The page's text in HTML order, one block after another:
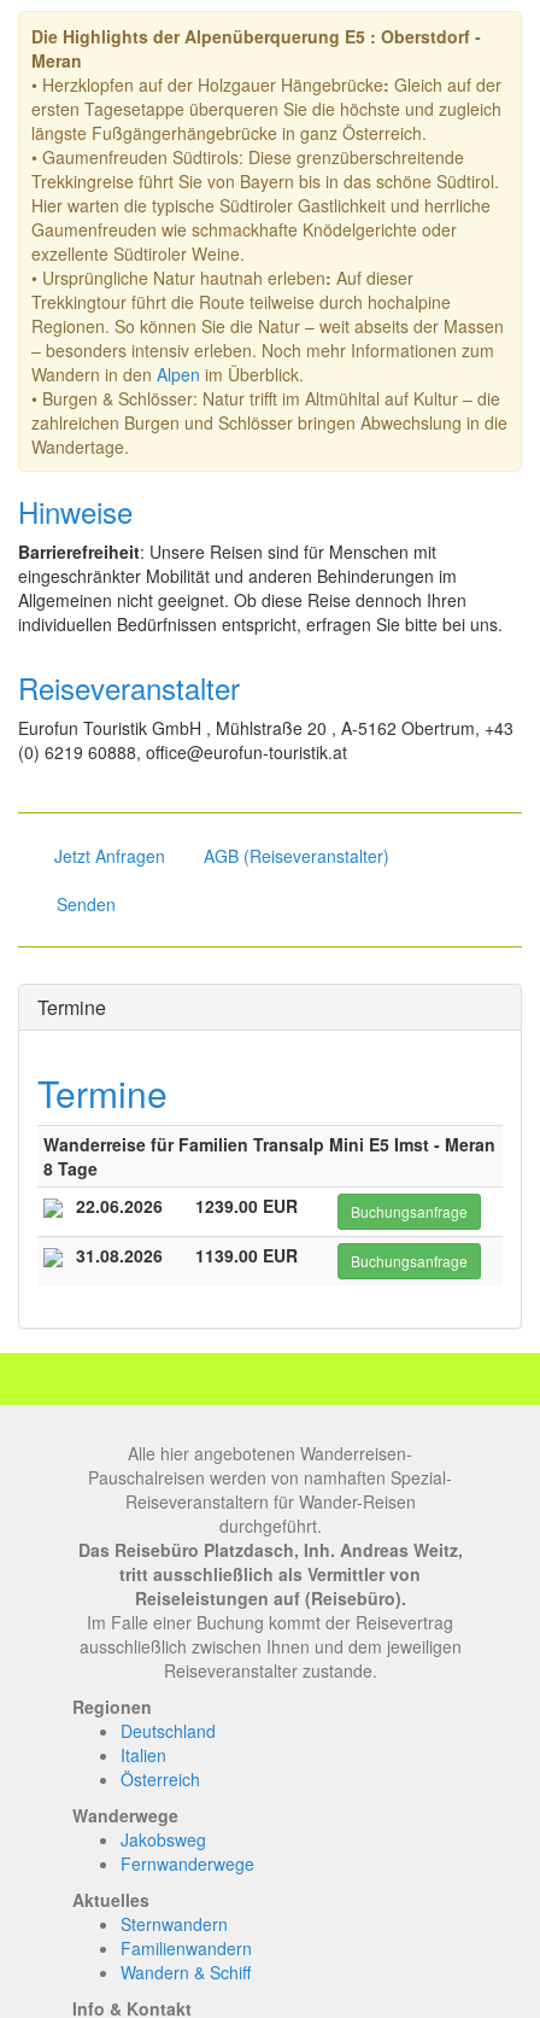
Die Highlights der Alpenüberquerung E5 : Oberstdorf -
Meran
• Herzklopfen auf der Holzgauer Hängebrücke: Gleich auf der
ersten Tagesetappe überqueren Sie die höchste und zugleich
längste Fußgängerhängebrücke in ganz Österreich.
• Gaumenfreuden Südtirols: Diese grenzüberschreitende
Trekkingreise führt Sie von Bayern bis in das schöne Südtirol.
Hier warten die typische Südtiroler Gastlichkeit und herrliche
Gaumenfreuden wie schmackhafte Knödelgerichte oder
exzellente Südtiroler Weine.
• Ursprüngliche Natur hautnah erleben: Auf dieser
Trekkingtour führt die Route teilweise durch hochalpine
Regionen. So können Sie die Natur – weit abseits der Massen
– besonders intensiv erleben. Noch mehr Informationen zum
Wandern in den Alpen im Überblick.
• Burgen & Schlösser: Natur trifft im Altmühltal auf Kultur – die
zahlreichen Burgen und Schlösser bringen Abwechslung in die
Wandertage.
Hinweise
Barrierefreiheit: Unsere Reisen sind für Menschen mit
eingeschränkter Mobilität und anderen Behinderungen im
Allgemeinen nicht geeignet. Ob diese Reise dennoch Ihren
individuellen Bedürfnissen entspricht, erfragen Sie bitte bei uns.
Reiseveranstalter
Eurofun Touristik GmbH , Mühlstraße 20 , A-5162 Obertrum, +43
(0) 6219 60888, office@eurofun-touristik.at
Jetzt Anfragen
AGB (Reiseveranstalter)
Senden
Termine
Termine
Wanderreise für Familien Transalp Mini E5 Imst - Meran
8 Tage
22.06.2026
1239.00 EUR Buchungsanfrage
31.08.2026 1139.00 EUR Buchungsanfrage
Alle hier angebotenen Wanderreisen-
Pauschalreisen werden von namhaften Spezial-
Reiseveranstaltern für Wander-Reisen
durchgeführt.
Das Reisebüro Platzdasch, Inh. Andreas Weitz,
tritt ausschließlich als Vermittler von
Reiseleistungen auf (Reisebüro).
Im Falle einer Buchung kommt der Reisevertrag
ausschließlich zwischen Ihnen und dem jeweiligen
Reiseveranstalter zustande.
Regionen
Deutschland
Italien
Österreich
Wanderwege
Jakobsweg
Fernwanderwege
Aktuelles
Sternwandern
Familienwandern
Wandern & Schiff
Info & Kontakt